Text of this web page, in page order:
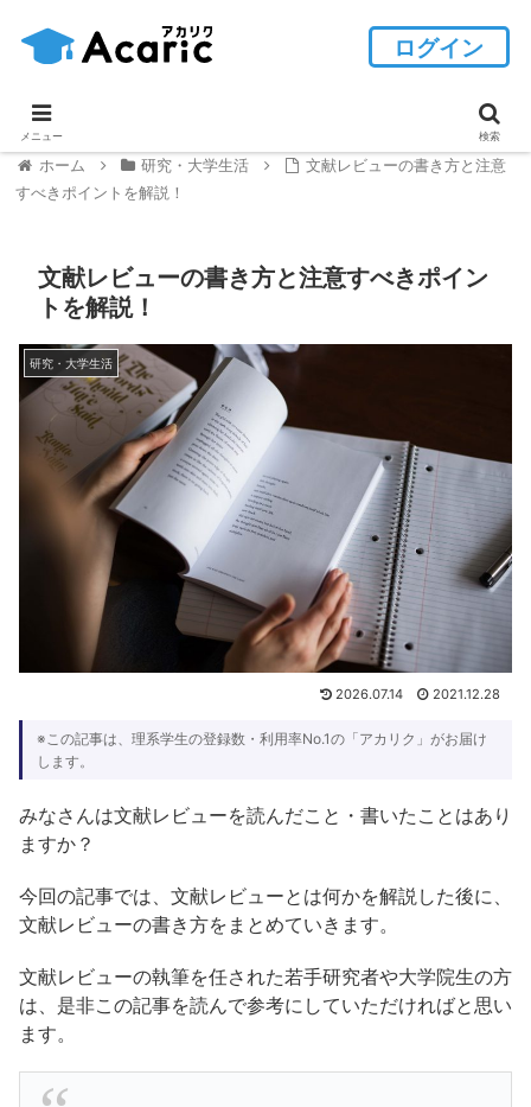
ホーム 研究・大学生活
文献レビューの書き方と注意
すべきポイントを解説！
文献レビューの書き方と注意すべきポイン
トを解説！
研究・大学生活
2026.07.14 2021.12.28
※この記事は、理系学生の登録数・利用率No.1の「アカリク」がお届け
します。
みなさんは文献レビューを読んだこと・書いたことはあり
ますか？
今回の記事では、文献レビューとは何かを解説した後に、
文献レビューの書き方をまとめていきます。
文献レビューの執筆を任された若手研究者や大学院生の方
は、是非この記事を読んで参考にしていただければと思い
ます。
ログイン
メニュー 検索